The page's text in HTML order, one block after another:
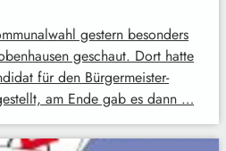
gestern besonders
geschaut. Dort hatte
für den Bürgermeister-
am Ende gab es dann …